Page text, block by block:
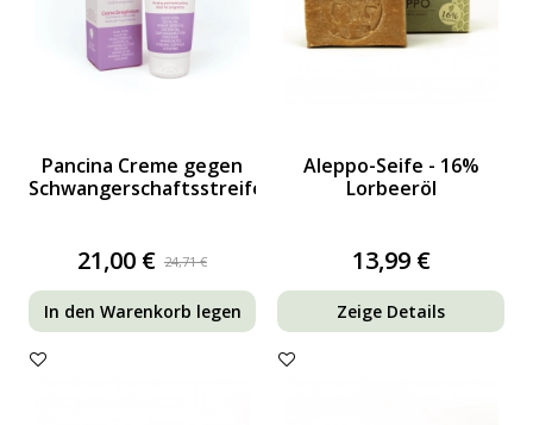
Pancina Creme gegen
Schwangerschaftsstreifen
21,00 € 24,71 €
In den Warenkorb legen
Aleppo-Seife - 16%
Lorbeeröl
13,99 €
Zeige Details